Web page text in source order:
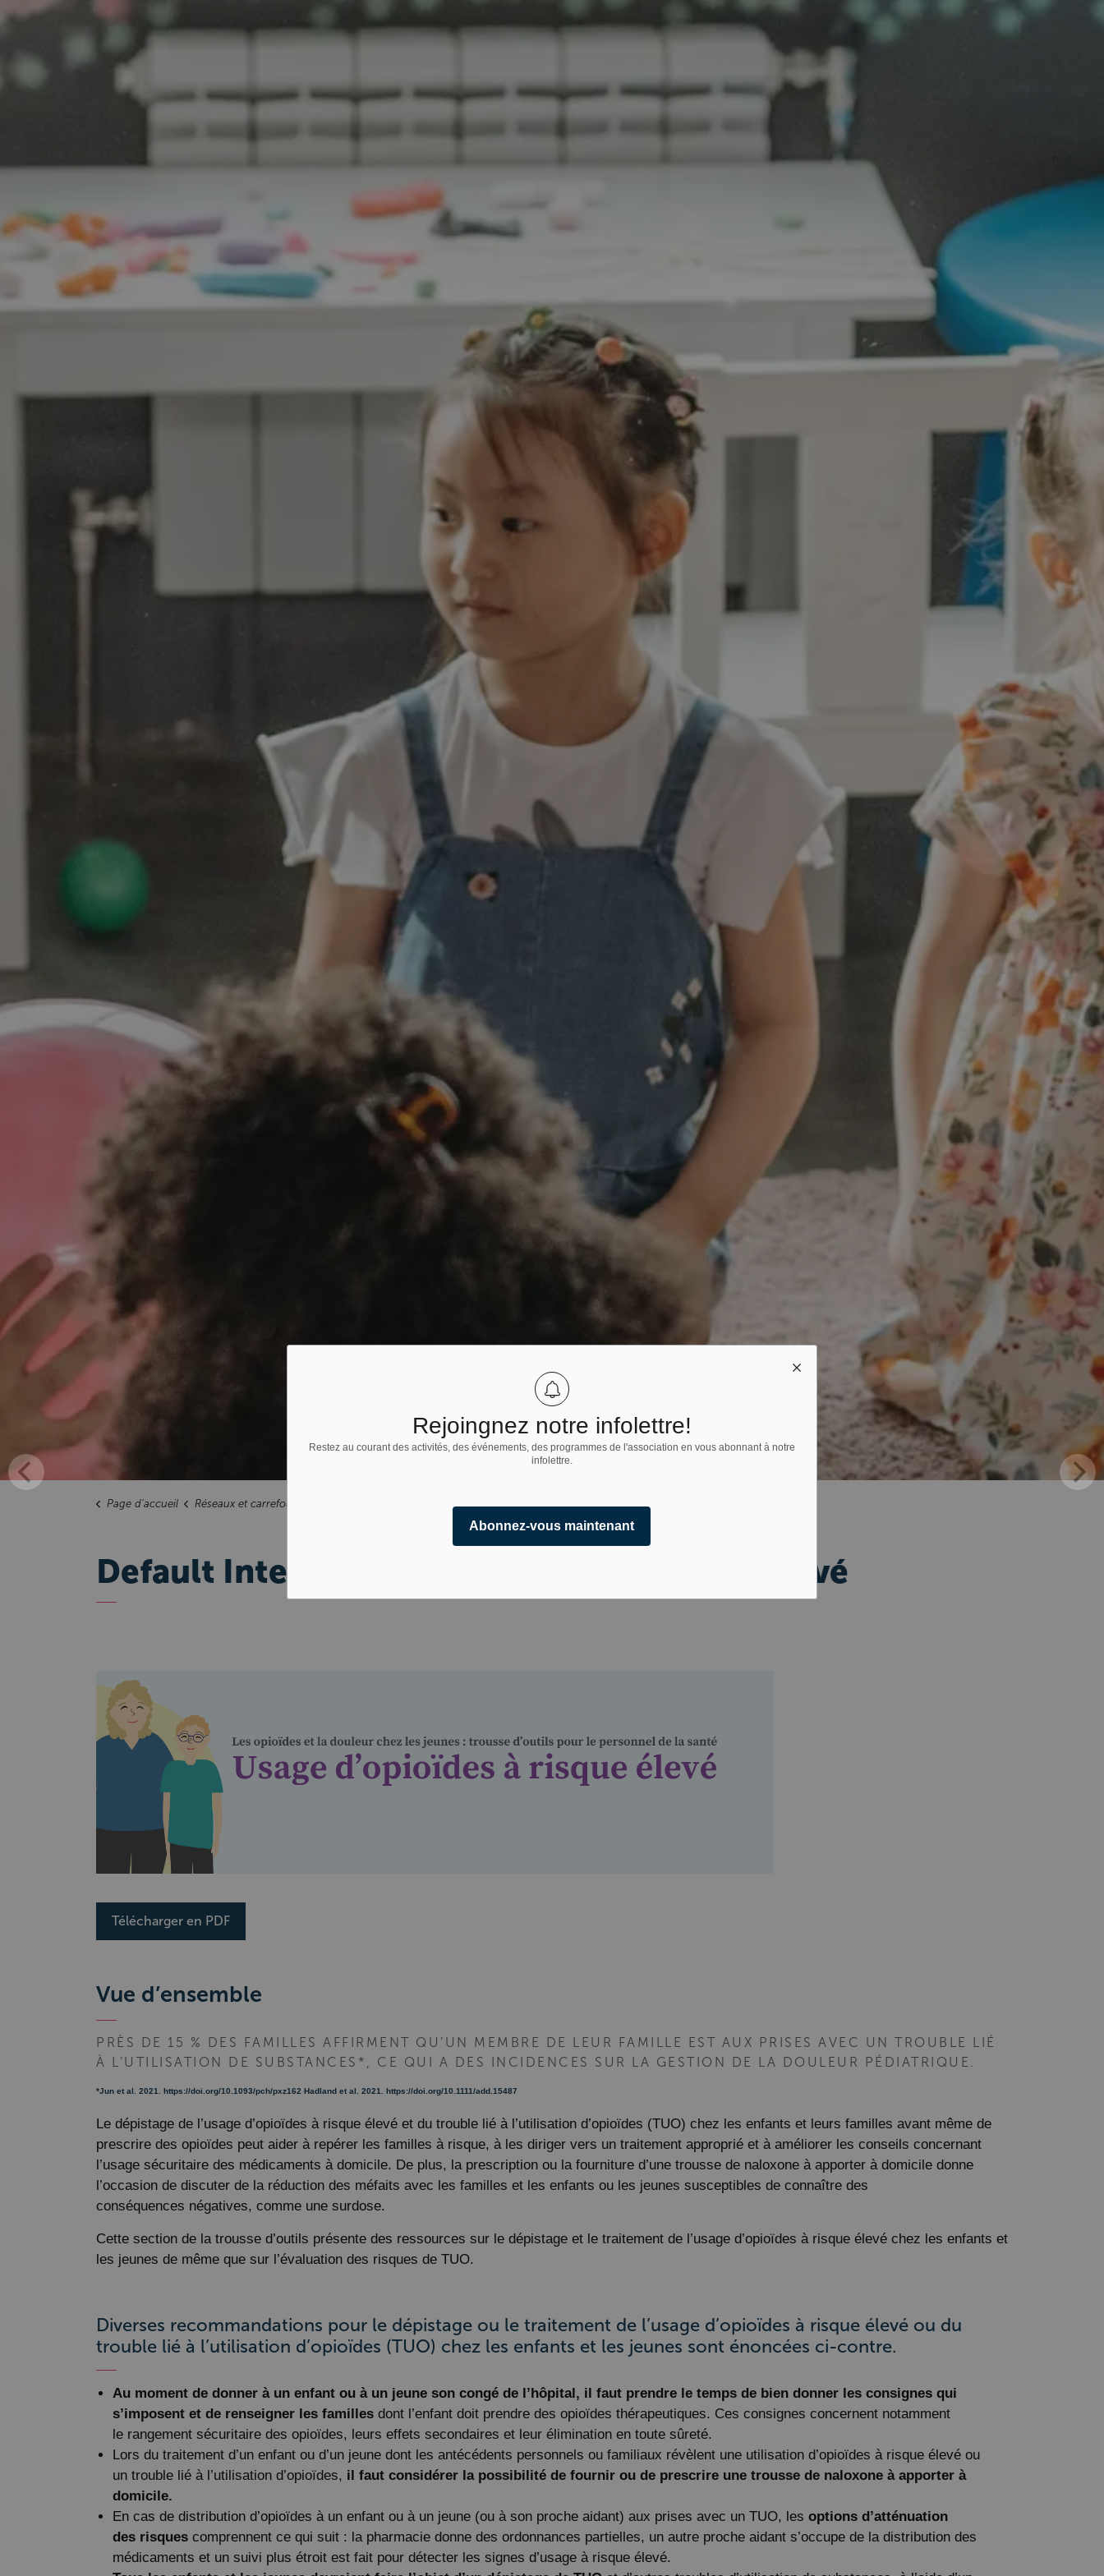
Rejoingnez notre infolettre!
Restez au courant des activités, des événements, des programmes de l'association en vous abonnant à notre
infolettre.
Abonnez-vous maintenant
Page d'accueil Réseaux et carrefours Les opioïdes et la douleur chez les jeune Default Interior Usage d’opioïdes à risque élevé
Default Interior Usage d’opioïdes à risque élevé
Télécharger en PDF
Vue d’ensemble
PRÈS DE 15 % DES FAMILLES AFFIRMENT QU’UN MEMBRE DE LEUR FAMILLE EST AUX PRISES AVEC UN TROUBLE LIÉ
À L’UTILISATION DE SUBSTANCES*, CE QUI A DES INCIDENCES SUR LA GESTION DE LA DOULEUR PÉDIATRIQUE.
*Jun et al. 2021. https://doi.org/10.1093/pch/pxz162 Hadland et al. 2021. https://doi.org/10.1111/add.15487
Le dépistage de l’usage d’opioïdes à risque élevé et du trouble lié à l’utilisation d’opioïdes (TUO) chez les enfants et leurs familles avant même de
prescrire des opioïdes peut aider à repérer les familles à risque, à les diriger vers un traitement approprié et à améliorer les conseils concernant
l’usage sécuritaire des médicaments à domicile. De plus, la prescription ou la fourniture d’une trousse de naloxone à apporter à domicile donne
l’occasion de discuter de la réduction des méfaits avec les familles et les enfants ou les jeunes susceptibles de connaître des
conséquences négatives, comme une surdose.
Cette section de la trousse d’outils présente des ressources sur le dépistage et le traitement de l’usage d’opioïdes à risque élevé chez les enfants et
les jeunes de même que sur l’évaluation des risques de TUO.
Diverses recommandations pour le dépistage ou le traitement de l’usage d’opioïdes à risque élevé ou du
trouble lié à l’utilisation d’opioïdes (TUO) chez les enfants et les jeunes sont énoncées ci-contre.
Au moment de donner à un enfant ou à un jeune son congé de l’hôpital, il faut prendre le temps de bien donner les consignes qui
s’imposent et de renseigner les familles dont l’enfant doit prendre des opioïdes thérapeutiques. Ces consignes concernent notamment
le rangement sécuritaire des opioïdes, leurs effets secondaires et leur élimination en toute sûreté.
Lors du traitement d’un enfant ou d’un jeune dont les antécédents personnels ou familiaux révèlent une utilisation d’opioïdes à risque élevé ou
un trouble lié à l’utilisation d’opioïdes, il faut considérer la possibilité de fournir ou de prescrire une trousse de naloxone à apporter à
domicile.
En cas de distribution d’opioïdes à un enfant ou à un jeune (ou à son proche aidant) aux prises avec un TUO, les options d’atténuation
des risques comprennent ce qui suit : la pharmacie donne des ordonnances partielles, un autre proche aidant s’occupe de la distribution des
médicaments et un suivi plus étroit est fait pour détecter les signes d’usage à risque élevé.